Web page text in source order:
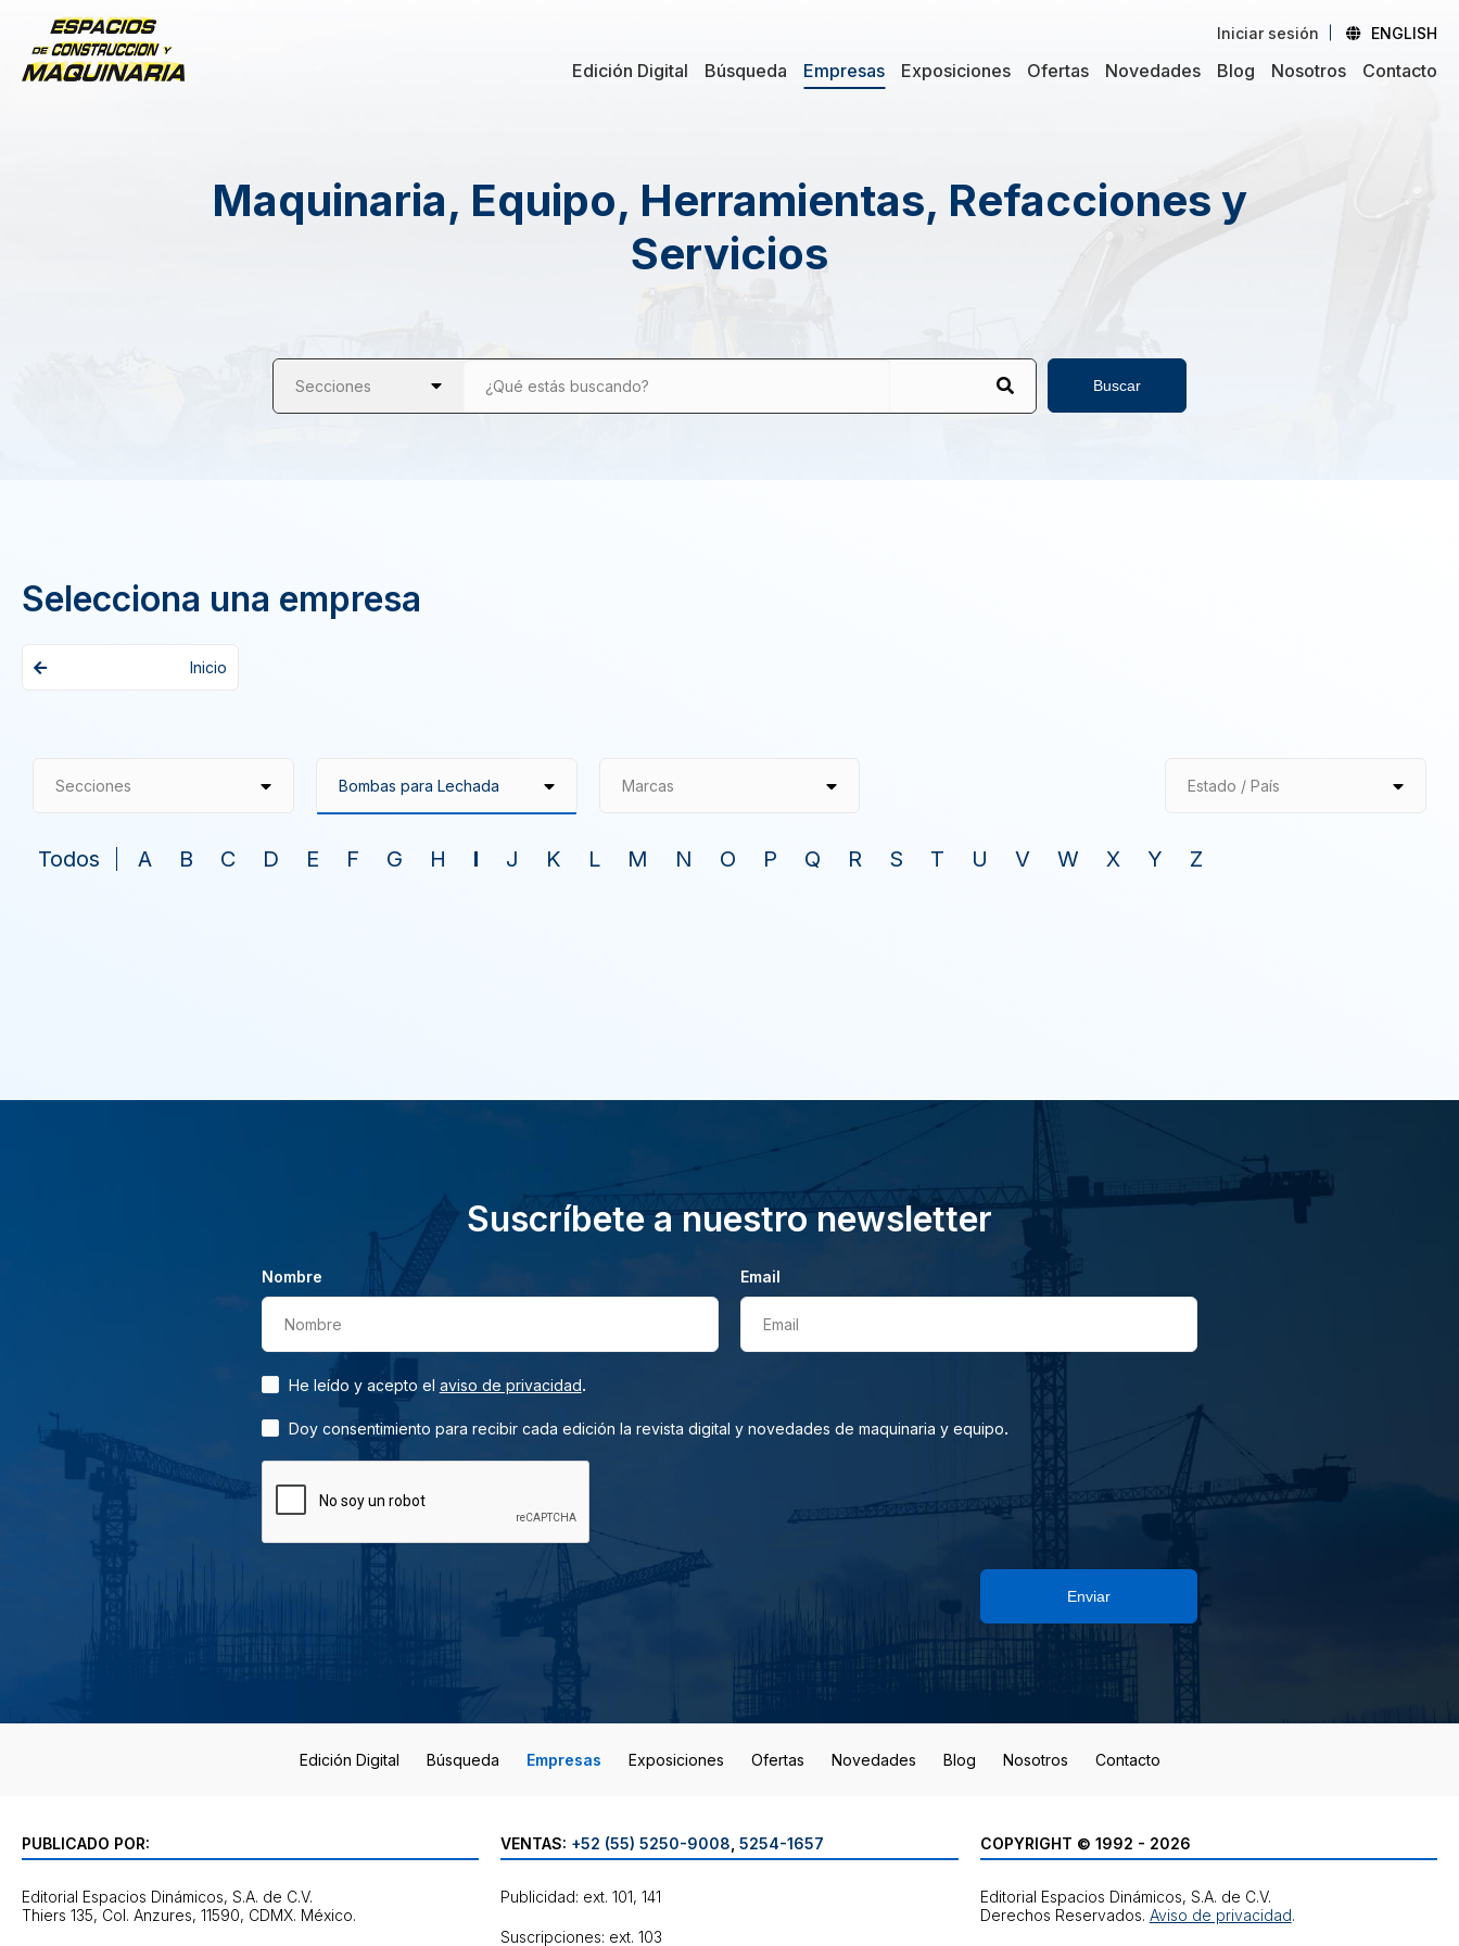
Iniciar sesión ENGLISH
Edición Digital Búsqueda Empresas Exposiciones Ofertas Novedades Blog Nosotros Contacto
Maquinaria, Equipo, Herramientas, Refacciones y
Servicios
Secciones ¿Qué estás buscando? Buscar
Selecciona una empresa
Inicio
Secciones Marcas Estado / País
Todos A B C D E F G H I J K L M N O P Q R S T U V W X Y Z
Suscríbete a nuestro newsletter
Nombre
Nombre
Email
Email
He leído y acepto el aviso de privacidad.
Doy consentimiento para recibir cada edición la revista digital y novedades de maquinaria y equipo.
Enviar
Edición Digital Búsqueda Empresas Exposiciones Ofertas Novedades Blog Nosotros Contacto
PUBLICADO POR:
Editorial Espacios Dinámicos, S.A. de C.V.
VENTAS: +52 (55) 5250-9008 ,5254-1657
Publicidad: ext. 101, 141
Suscripciones: ext. 103
COPYRIGHT © 1992 - 2026
Editorial Espacios Dinámicos, S.A. de C.V.
Derechos Reservados. Aviso de privacidad.